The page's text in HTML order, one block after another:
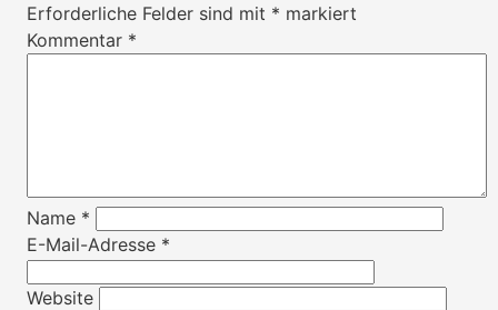
Erforderliche Felder sind mit * markiert
Kommentar *
Name *
E-Mail-Adresse *
Website